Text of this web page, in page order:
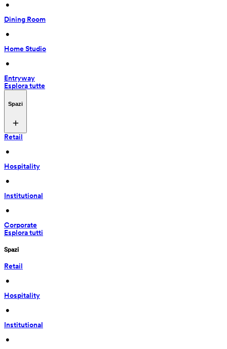
•
Dining Room
•
Home Studio
•
Entryway
Esplora tutte
Spazi
Retail
•
Hospitality
•
Institutional
•
Corporate
Esplora tutti
Spazi
Retail
•
Hospitality
•
Institutional
•